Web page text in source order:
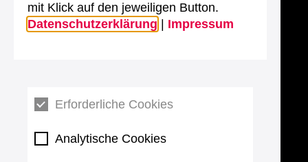
mit Klick auf den jeweiligen Button.
Datenschutzerklärung
Impressum
Erforderliche Cookies
Analytische Cookies